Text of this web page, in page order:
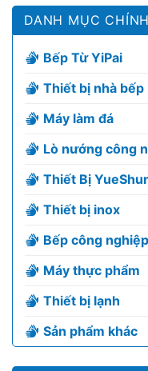
DANH MỤC CHÍNH
Bếp Từ YiPai
Thiết bị nhà bếp
Máy làm đá
Lò nướng công
Thiết Bị
Thiết bị inox
Bếp công nghiệp
Máy thực phẩm
Thiết bị lạnh
Sản phẩm khác